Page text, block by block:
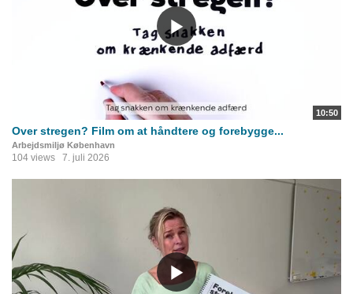
10:50
Over stregen? Film om at håndtere og forebygge...
Arbejdsmiljø København
104 views 7. juli 2026